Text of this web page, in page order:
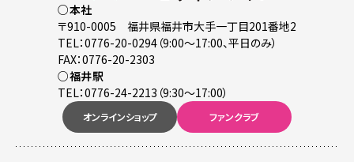
○本社
〒910-0005 福井県福井市大手一丁目201番地2
TEL：0776-20-0294（9:00～17:00、平日のみ）
FAX：0776-20-2303
○福井駅
TEL：0776-24-2213（9:30～17:00）
オンラインショップ ファンクラブ